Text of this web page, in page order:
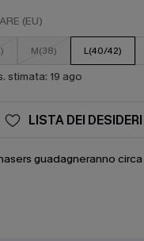
(EU)
M(38) L(40/42)
stimata: 19 ago
LISTA DEI DESIDERI
guadagneranno circa